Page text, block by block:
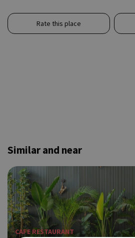
Rate this place
Similar and near
CAFE RESTAURANT